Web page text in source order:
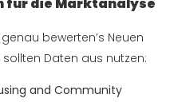
für die Marktanalyse
bewerten’s Neuen
Daten aus nutzen:
and Community